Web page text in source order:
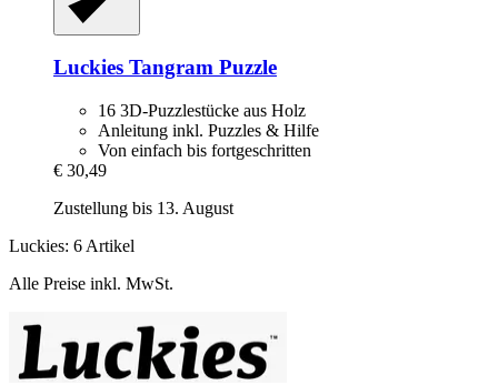
Luckies Tangram Puzzle
16 3D-Puzzlestücke aus Holz
Anleitung inkl. Puzzles & Hilfe
Von einfach bis fortgeschritten
€ 30,49
Zustellung bis 13. August
Luckies: 6 Artikel
Alle Preise inkl. MwSt.